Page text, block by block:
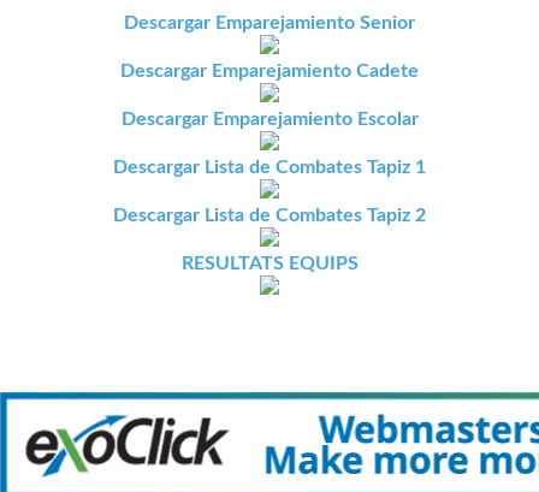
Descargar Emparejamiento Senior
Descargar Emparejamiento Cadete
Descargar Emparejamiento Escolar
Descargar Lista de Combates Tapiz 1
Descargar Lista de Combates Tapiz 2
RESULTATS EQUIPS